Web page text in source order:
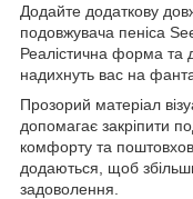
Додайте додаткову
подовжувача пеніса
Реалістична форма та
надихнуть вас на
Прозорий матеріал
допомагає закріпити
комфорту та
додаються, щоб
задоволення.